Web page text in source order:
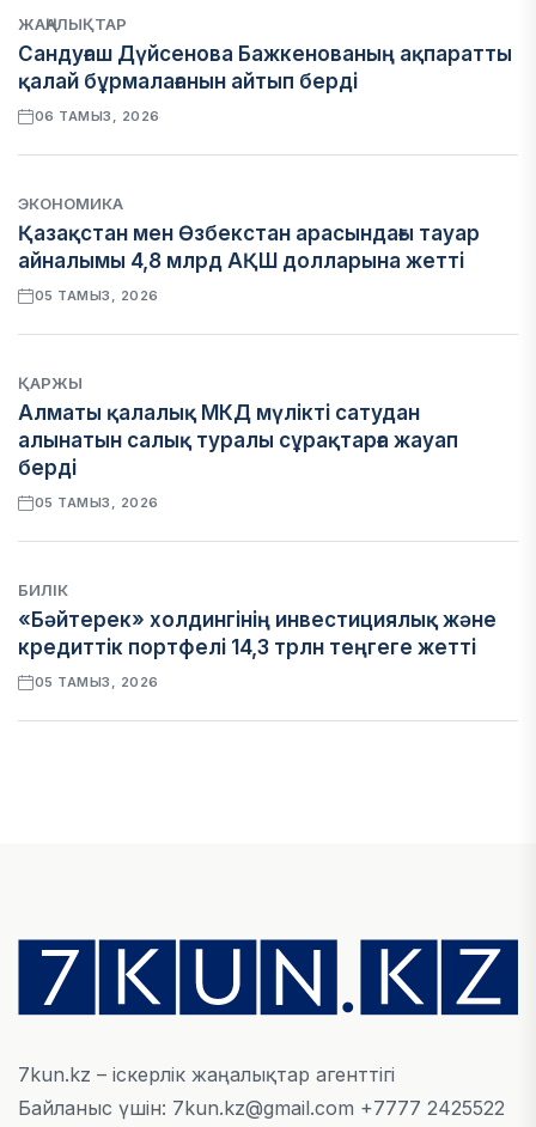
ЖАҢАЛЫҚТАР
Сандуғаш Дүйсенова Бажкенованың ақпаратты
қалай бұрмалағанын айтып берді
06 ТАМЫЗ, 2026
ЭКОНОМИКА
Қазақстан мен Өзбекстан арасындағы тауар
айналымы 4,8 млрд АҚШ долларына жетті
05 ТАМЫЗ, 2026
ҚАРЖЫ
Алматы қалалық МКД мүлікті сатудан
алынатын салық туралы сұрақтарға жауап
берді
05 ТАМЫЗ, 2026
БИЛІК
«Бәйтерек» холдингінің инвестициялық және
кредиттік портфелі 14,3 трлн теңгеге жетті
05 ТАМЫЗ, 2026
ҚАРЖЫ
Отбасы банктің қолдауымен 1,5 жыл ішінде 40
мыңға жуық отбасы қоныс тойын тойлады
7kun.kz – іскерлік жаңалықтар агенттігі
Байланыс үшін: 7kun.kz@gmail.com +7777 2425522